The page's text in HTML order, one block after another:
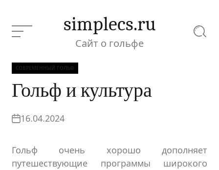
содержимому
Меню
simplecs.ru
Сайт о гольфе Поиск
Текущая статья: Гольф и культура
Рубрики
СОВРЕМЕННЫЙ ГОЛЬФ
Гольф и культура
16.04.2024
Гольф очень хорошо дополняет
путешествующие программы широкого